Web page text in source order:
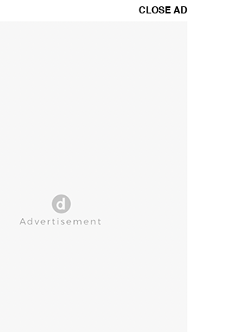
CLOSE AD